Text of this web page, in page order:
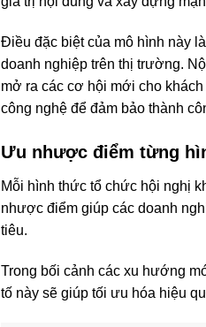
Điều đặc biệt của mô hình này
doanh nghiệp trên thị trường.
mở ra các cơ hội mới cho
công nghệ để đảm bảo thành
Ưu nhược điểm từng
Mỗi hình thức tổ chức hội nghị
nhược điểm giúp các doanh
tiêu.
Trong bối cảnh các xu hướng
tố này sẽ giúp tối ưu hóa hiệu